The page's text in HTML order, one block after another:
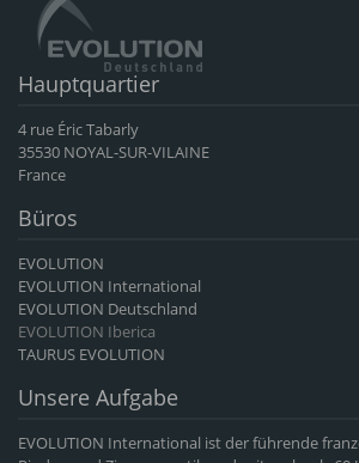
Hauptquartier
4 rue Éric Tabarly
35530 NOYAL-SUR-VILAINE
France
Büros
EVOLUTION
EVOLUTION International
EVOLUTION Deutschland
EVOLUTION Iberica
TAURUS EVOLUTION
Unsere Aufgabe
EVOLUTION International ist der führende